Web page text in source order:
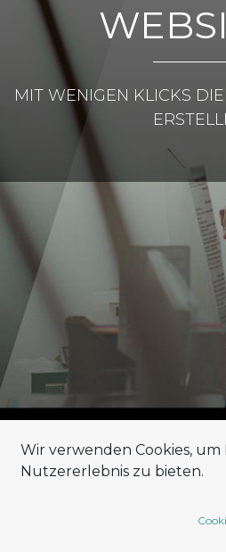
MIT WENIGEN KLICKS
Eine App
Wir verwenden Cookies, um
Nutzererlebnis zu bieten.